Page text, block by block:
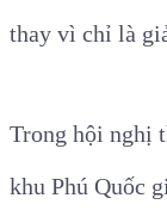
thay vì chỉ là
Trong hội nghị
khu Phú Quốc